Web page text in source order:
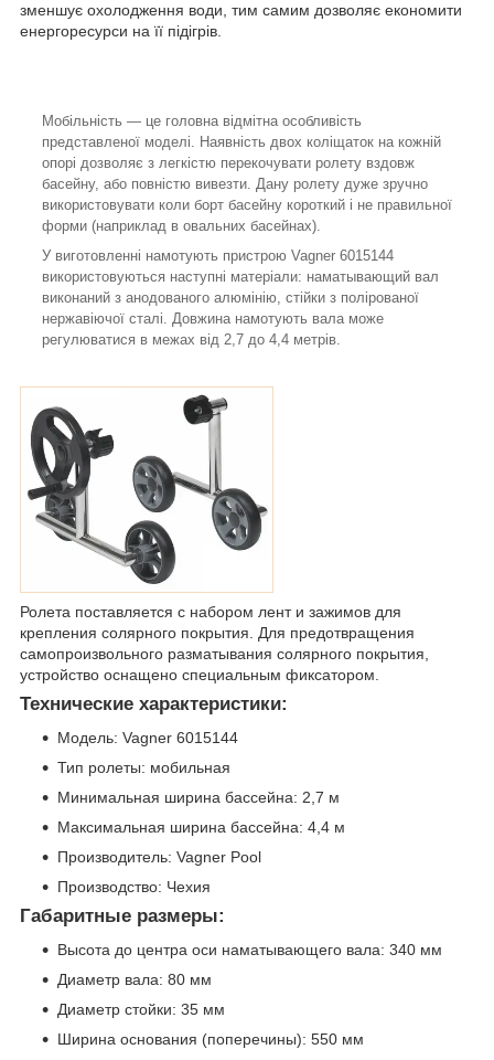
зменшує охолодження води, тим самим дозволяє економити
енергоресурси на її підігрів.
Мобільність — це головна відмітна особливість
представленої моделі. Наявність двох коліщаток на кожній
опорі дозволяє з легкістю перекочувати ролету вздовж
басейну, або повністю вивезти. Дану ролету дуже зручно
використовувати коли борт басейну короткий і не правильної
форми (наприклад в овальних басейнах).
У виготовленні намотують пристрою Vagner 6015144
використовуються наступні матеріали: наматывающий вал
виконаний з анодованого алюмінію, стійки з полірованої
нержавіючої сталі. Довжина намотують вала може
регулюватися в межах від 2,7 до 4,4 метрів.
Ролета поставляется с набором лент и зажимов для
крепления солярного покрытия. Для предотвращения
самопроизвольного разматывания солярного покрытия,
устройство оснащено специальным фиксатором.
Технические характеристики:
Модель: Vagner 6015144
Тип ролеты: мобильная
Минимальная ширина бассейна: 2,7 м
Максимальная ширина бассейна: 4,4 м
Производитель: Vagner Pool
Производство: Чехия
Габаритные размеры:
Высота до центра оси наматывающего вала: 340 мм
Диаметр вала: 80 мм
Диаметр стойки: 35 мм
Ширина основания (поперечины): 550 мм